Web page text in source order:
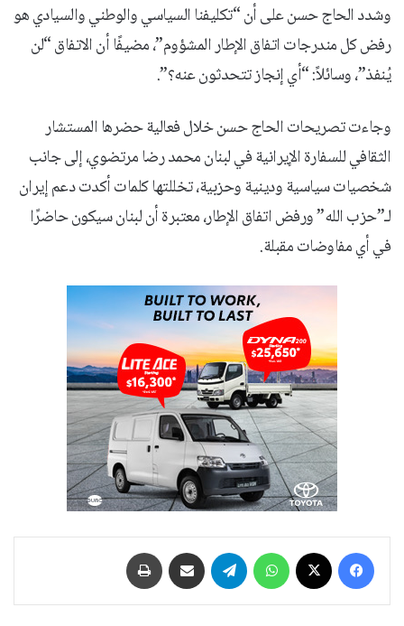
وشدد الحاج حسن على أن “تكليفنا السياسي والوطني والسيادي هو
رفض كل مندرجات اتفاق الإطار المشؤوم”، مضيفًا أن الاتفاق “لن
يُنفذ”، وسائلاً: “أي إنجاز تتحدثون عنه؟”.
وجاءت تصريحات الحاج حسن خلال فعالية حضرها المستشار
الثقافي للسفارة الإيرانية في لبنان محمد رضا مرتضوي، إلى جانب
شخصيات سياسية ودينية وحزبية، تخللتها كلمات أكدت دعم إيران
لـ”حزب الله” ورفض اتفاق الإطار، معتبرة أن لبنان سيكون حاضرًا
في أي مفاوضات مقبلة.
فيسبوك واتساب تيلقرام مشاركة عبر البريد